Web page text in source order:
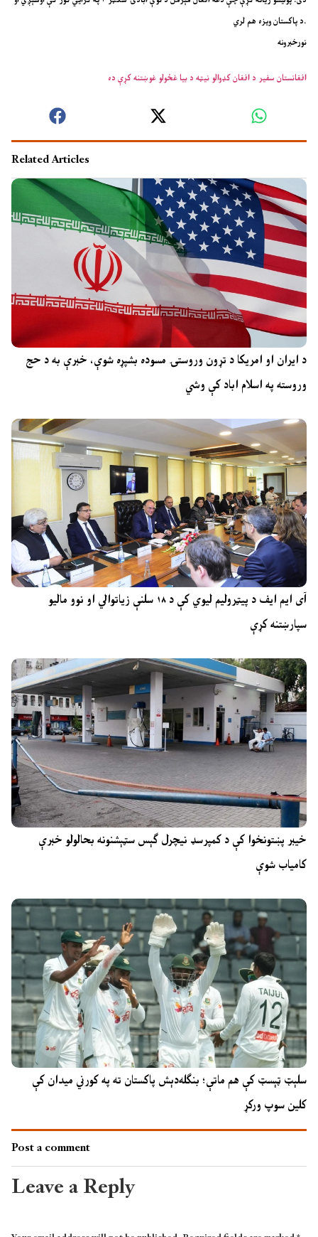
د پاکستان ویزه هم لري.
نورخبرونه
افغانستان سفیر د افغان کډوالو نیټه د بیا غځولو غوښتنه کړې ده
Related Articles
د ایران او امریکا د تړون وروستۍ مسوده بشپړه شوې، خبرې به د حج
وروسته په اسلام اباد کې وشي
آی ایم ایف د پیټرولیم لیوي کې د ۱۸ سلنې زیاتوالي او نوو مالیو
سپارښتنه کړې
خیبر پښتونخوا کې د کمپرسډ نیچرل ګېس سټېشنونه بحالولو خبرې
کامیاب شوې
سلېټ ټېسټ کې هم ماتې؛ بنګله‌دېش پاکستان ته په کورني میدان کې
کلین سوپ ورکړ
Post a comment
Leave a Reply